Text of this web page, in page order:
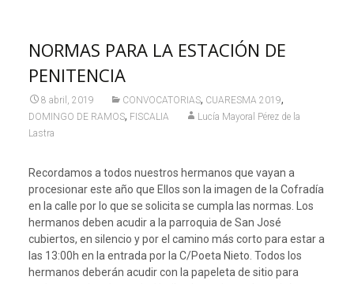
NORMAS PARA LA ESTACIÓN DE
PENITENCIA
8 abril, 2019 CONVOCATORIAS, CUARESMA 2019,
DOMINGO DE RAMOS, FISCALIA
Lucía Mayoral Pérez de la
Lastra
Recordamos a todos nuestros hermanos que vayan a
procesionar este año que Ellos son la imagen de la Cofradía
en la calle por lo que se solicita se cumpla las normas. Los
hermanos deben acudir a la parroquia de San José
cubiertos, en silencio y por el camino más corto para estar a
las 13:00h en la entrada por la C/Poeta Nieto. Todos los
hermanos deberán acudir con la papeleta de sitio para